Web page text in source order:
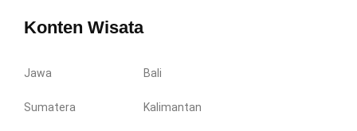
Konten Wisata
Jawa Bali
Sumatera Kalimantan